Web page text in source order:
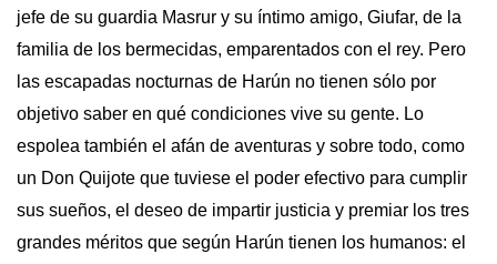
jefe de su guardia Masrur y su íntimo amigo, Giufar, de la
familia de los bermecidas, emparentados con el rey. Pero
las escapadas nocturnas de Harún no tienen sólo por
objetivo saber en qué condiciones vive su gente. Lo
espolea también el afán de aventuras y sobre todo, como
un Don Quijote que tuviese el poder efectivo para cumplir
sus sueños, el deseo de impartir justicia y premiar los tres
grandes méritos que según Harún tienen los humanos: el